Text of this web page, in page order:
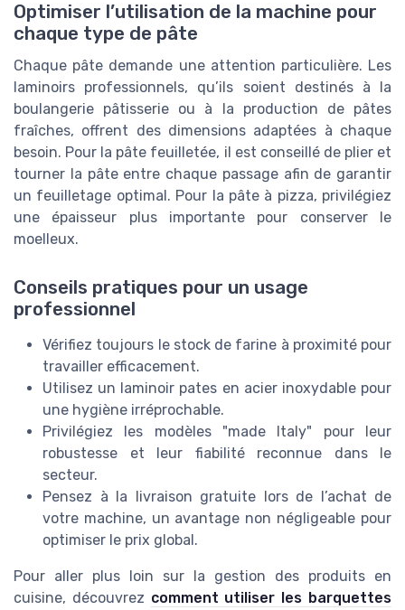
Optimiser l’utilisation de la machine pour
chaque type de pâte
Chaque pâte demande une attention particulière. Les
laminoirs professionnels, qu’ils soient destinés à la
boulangerie pâtisserie ou à la production de pâtes
fraîches, offrent des dimensions adaptées à chaque
besoin. Pour la pâte feuilletée, il est conseillé de plier et
tourner la pâte entre chaque passage afin de garantir
un feuilletage optimal. Pour la pâte à pizza, privilégiez
une épaisseur plus importante pour conserver le
moelleux.
Conseils pratiques pour un usage
professionnel
Vérifiez toujours le stock de farine à proximité pour
travailler efficacement.
Utilisez un laminoir pates en acier inoxydable pour
une hygiène irréprochable.
Privilégiez les modèles "made Italy" pour leur
robustesse et leur fiabilité reconnue dans le
secteur.
Pensez à la livraison gratuite lors de l’achat de
votre machine, un avantage non négligeable pour
optimiser le prix global.
Pour aller plus loin sur la gestion des produits en
cuisine, découvrez comment utiliser les barquettes